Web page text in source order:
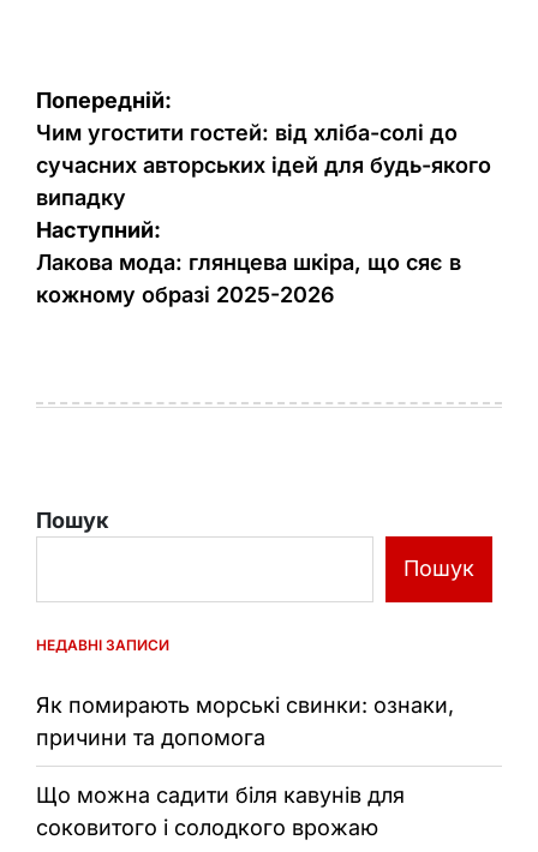
Навігація
записів
Попередній:
Чим угостити гостей: від хліба-солі до
сучасних авторських ідей для будь-якого
випадку
Наступний:
Лакова мода: глянцева шкіра, що сяє в
кожному образі 2025-2026
Пошук
Пошук
НЕДАВНІ ЗАПИСИ
Як помирають морські свинки: ознаки,
причини та допомога
Що можна садити біля кавунів для
соковитого і солодкого врожаю